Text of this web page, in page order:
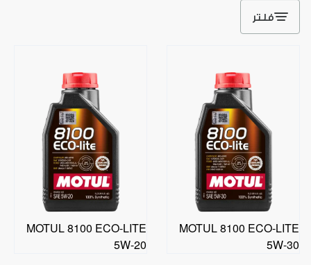
فلتر
MOTUL 8100 ECO-LITE
5W-30
MOTUL 8100 ECO-LITE
5W-20